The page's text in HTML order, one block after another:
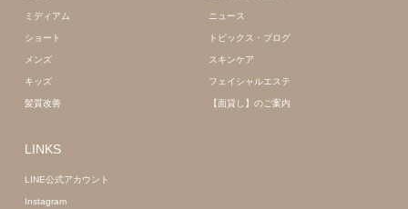
ミディアム
ショート
メンズ
キッズ
髪質改善
ニュース
トピックス・ブログ
スキンケア
フェイシャルエステ
【面貸し】のご案内
LINKS
LINE公式アカウント
Instagram